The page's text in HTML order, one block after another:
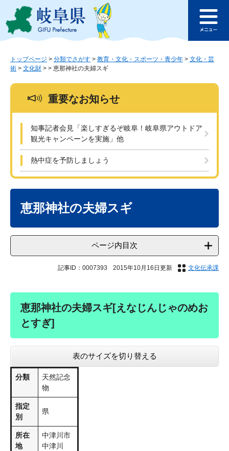
ジ
ュ
このページの本文へ
ュ
トップページ > 分類でさがす > 教育・文化・スポーツ・青少年 > 文化・芸
術 > 文化財 > > 恵那神社の夫婦スギ
重要なお知らせ
知事記者会見「楽しすぎるぞ岐阜！岐阜県アウトドア
観光キャンペーンを実施」他
熱中症を予防しましょう
恵那神社の夫婦スギ
ページ内目次
記事ID：0007393 2015年10月16日更新 文化伝承課
恵那神社の夫婦スギ[えなじんじゃのめお
とすぎ]
表のサイズを切り替える
分類
天然記念
物
指定
別
県
所在
地
中津川市
中津川